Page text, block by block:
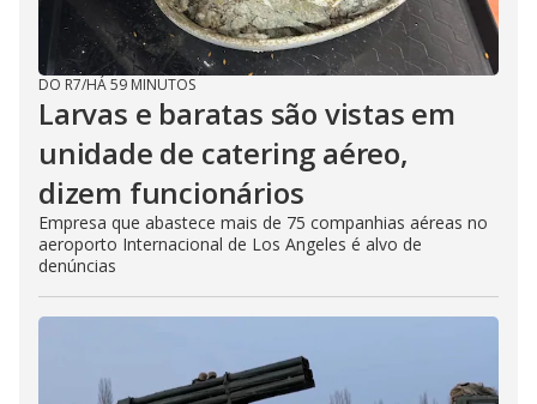
DO R7/HÁ 59 MINUTOS
Larvas e baratas são vistas em
unidade de catering aéreo,
dizem funcionários
Empresa que abastece mais de 75 companhias aéreas no
aeroporto Internacional de Los Angeles é alvo de
denúncias